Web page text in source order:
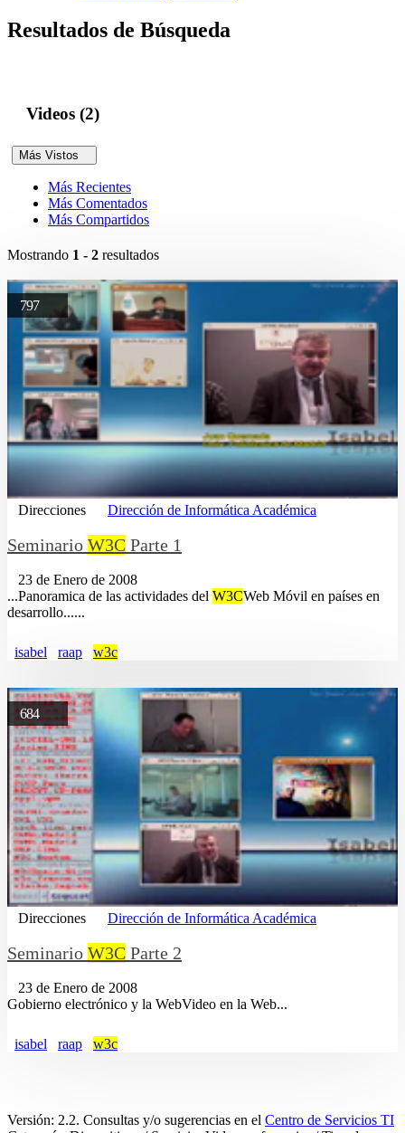
Resultados de Búsqueda
Videos (2)
Más Vistos
Más Recientes
Más Comentados
Más Compartidos
Mostrando 1 - 2 resultados
797
Direcciones Dirección de Informática Académica
Seminario W3C Parte 1
23 de Enero de 2008
...Panoramica de las actividades del W3CWeb Móvil en países en
desarrollo......
isabel raap w3c
684
Direcciones Dirección de Informática Académica
Seminario W3C Parte 2
23 de Enero de 2008
Gobierno electrónico y la WebVideo en la Web...
isabel raap w3c
Versión: 2.2. Consultas y/o sugerencias en el Centro de Servicios TI